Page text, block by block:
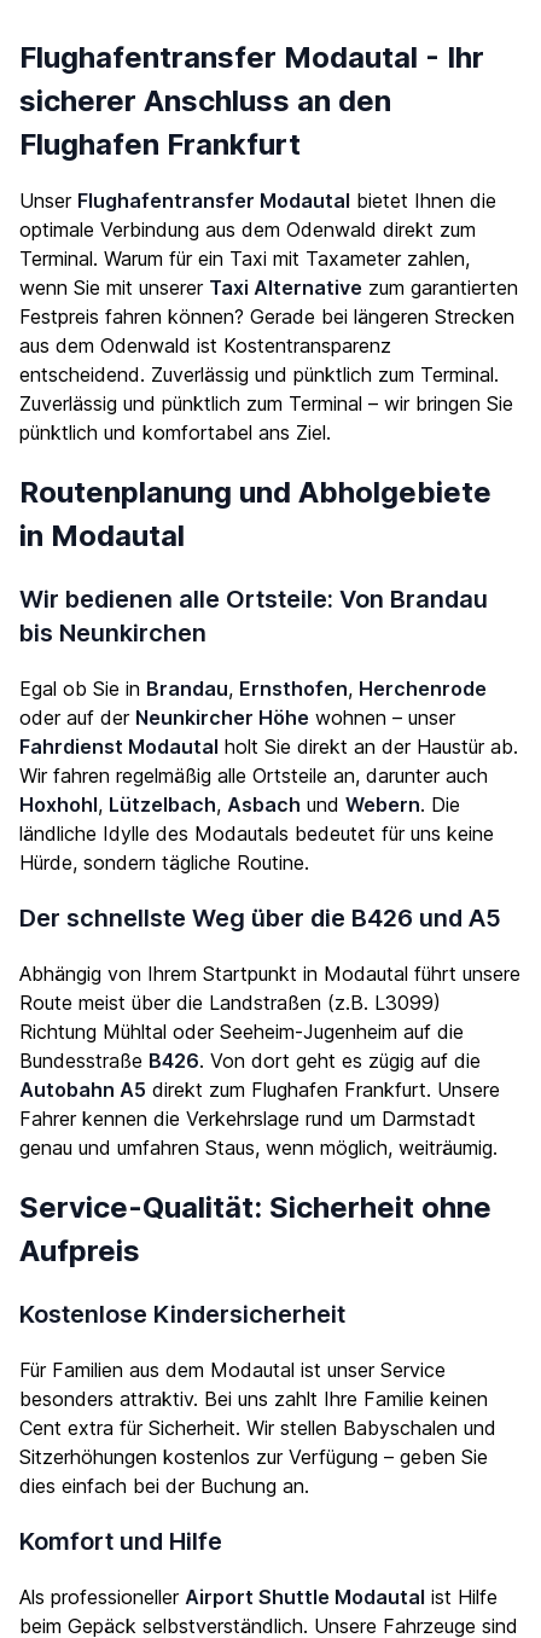
Flughafentransfer Modautal - Ihr
sicherer Anschluss an den
Flughafen Frankfurt
Unser Flughafentransfer Modautal bietet Ihnen die
optimale Verbindung aus dem Odenwald direkt zum
Terminal. Warum für ein Taxi mit Taxameter zahlen,
wenn Sie mit unserer Taxi Alternative zum garantierten
Festpreis fahren können? Gerade bei längeren Strecken
aus dem Odenwald ist Kostentransparenz
entscheidend. Zuverlässig und pünktlich zum Terminal.
Zuverlässig und pünktlich zum Terminal – wir bringen Sie
pünktlich und komfortabel ans Ziel.
Routenplanung und Abholgebiete
in Modautal
Wir bedienen alle Ortsteile: Von Brandau
bis Neunkirchen
Egal ob Sie in Brandau, Ernsthofen, Herchenrode
oder auf der Neunkircher Höhe wohnen – unser
Fahrdienst Modautal holt Sie direkt an der Haustür ab.
Wir fahren regelmäßig alle Ortsteile an, darunter auch
Hoxhohl, Lützelbach, Asbach und Webern. Die
ländliche Idylle des Modautals bedeutet für uns keine
Hürde, sondern tägliche Routine.
Der schnellste Weg über die B426 und A5
Abhängig von Ihrem Startpunkt in Modautal führt unsere
Route meist über die Landstraßen (z.B. L3099)
Richtung Mühltal oder Seeheim-Jugenheim auf die
Bundesstraße B426. Von dort geht es zügig auf die
Autobahn A5 direkt zum Flughafen Frankfurt. Unsere
Fahrer kennen die Verkehrslage rund um Darmstadt
genau und umfahren Staus, wenn möglich, weiträumig.
Service-Qualität: Sicherheit ohne
Aufpreis
Kostenlose Kindersicherheit
Für Familien aus dem Modautal ist unser Service
besonders attraktiv. Bei uns zahlt Ihre Familie keinen
Cent extra für Sicherheit. Wir stellen Babyschalen und
Sitzerhöhungen kostenlos zur Verfügung – geben Sie
dies einfach bei der Buchung an.
Komfort und Hilfe
Als professioneller Airport Shuttle Modautal ist Hilfe
beim Gepäck selbstverständlich. Unsere Fahrzeuge sind